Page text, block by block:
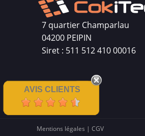
7 quartier Champarlau
04200 PEIPIN
Siret : 511 512 410 00016
AVIS CLIENTS
Mentions légales | CGV